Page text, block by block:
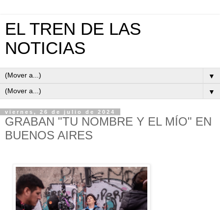
EL TREN DE LAS
NOTICIAS
▼
▼
viernes, 26 de julio de 2024
GRABAN "TU NOMBRE Y EL MÍO" EN
BUENOS AIRES